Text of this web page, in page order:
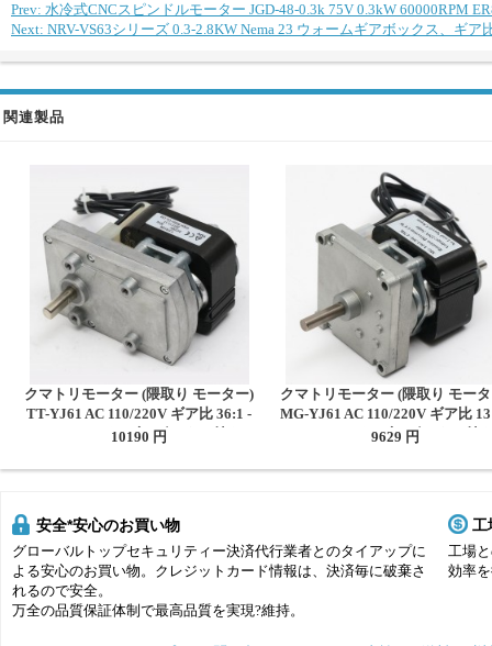
Prev: 水冷式CNCスピンドルモーター JGD-48-0.3k 75V 0.3kW 60000RPM
Next: NRV-VS63シリーズ 0.3-2.8KW Nema 23 ウォームギアボックス、ギ
関連製品
クマトリモーター (隈取り モーター)
TT-YJ61 AC 110/220V ギア比 36:1 -
1161:1 スパーギアボックス付き
10190 円
クマトリモーター (隈取り モー
MG-YJ61 AC 110/220V ギア比
718:1 スパーギアボックス付き
9629 円
安全*安心のお買い物
グローバルトップセキュリティー決済代行業者とのタイアップに
よる安心のお買い物。クレジットカード情報は、決済毎に破棄さ
れるので安全。
万全の品質保証体制で最高品質を実現?維持。
工
工場
効率